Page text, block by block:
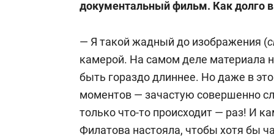
документальный фильм. Как долго
— Я такой жадный до изображения (
камерой. На самом деле материала
быть гораздо длиннее. Но даже в
моментов — зачастую совершенно
только что-то происходит — раз! И
Филатова настояла, чтобы хотя бы